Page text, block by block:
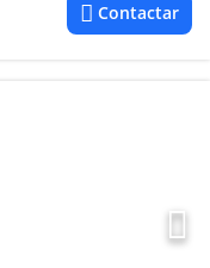
Contactar